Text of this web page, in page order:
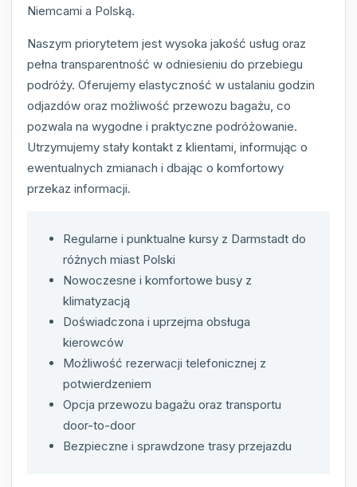
Niemcami a Polską.
Naszym priorytetem jest wysoka jakość usług oraz
pełna transparentność w odniesieniu do przebiegu
podróży. Oferujemy elastyczność w ustalaniu godzin
odjazdów oraz możliwość przewozu bagażu, co
pozwala na wygodne i praktyczne podróżowanie.
Utrzymujemy stały kontakt z klientami, informując o
ewentualnych zmianach i dbając o komfortowy
przekaz informacji.
Regularne i punktualne kursy z Darmstadt do
różnych miast Polski
Nowoczesne i komfortowe busy z
klimatyzacją
Doświadczona i uprzejma obsługa
kierowców
Możliwość rezerwacji telefonicznej z
potwierdzeniem
Opcja przewozu bagażu oraz transportu
door-to-door
Bezpieczne i sprawdzone trasy przejazdu